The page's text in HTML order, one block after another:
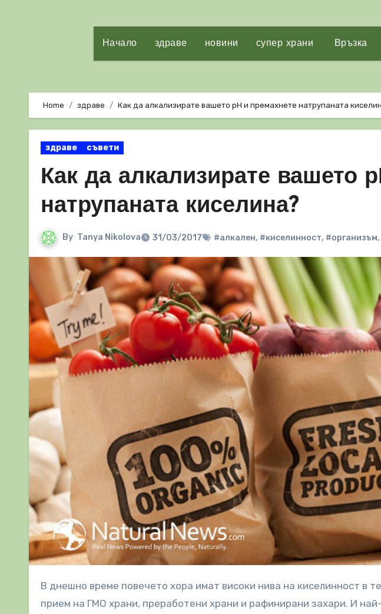
Начало здраве новини супер храни Връзка
Home здраве Как да алкализирате вашето рН и премахнете натрупаната
здраве съвети
Как да алкализирате вашето
натрупаната киселина?
By Tanya Nikolova 31/03/2017 #алкален, #киселинност, #организъм,
В днешно време повечето хора имат високи нива на киселинност в телата си. Това се дължи на повишен
прием на ГМО храни, преработени храни и рафинирани захари. И